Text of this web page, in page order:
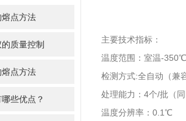
点方法
质量控制
点方法
些优点？
主要技术指标：
温度范围：室温-350℃
检测方式:全自动（兼
处理能力：4个/批（
温度分辨率：0.1℃